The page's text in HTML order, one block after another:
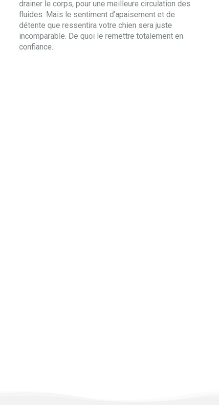
drainer le corps, pour une meilleure circulation des
fluides. Mais le sentiment d’apaisement et de
détente que ressentira votre chien sera juste
incomparable. De quoi le remettre totalement en
confiance.